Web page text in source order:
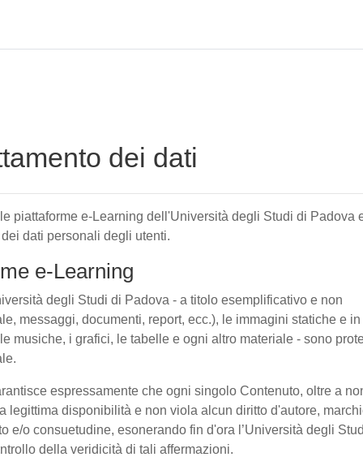
dei dati
piattaforme e-Learning dell'Università degli Studi di Padova
dati personali degli utenti.
e-Learning
degli Studi di Padova - a titolo esemplificativo e non
messaggi, documenti, report, ecc.), le immagini statiche e in
musiche, i grafici, le tabelle e ogni altro materiale - sono
espressamente che ogni singolo Contenuto, oltre a
legittima disponibilità e non viola alcun diritto d'autore,
e/o consuetudine, esonerando fin d'ora l’Università degli
della veridicità di tali affermazioni.